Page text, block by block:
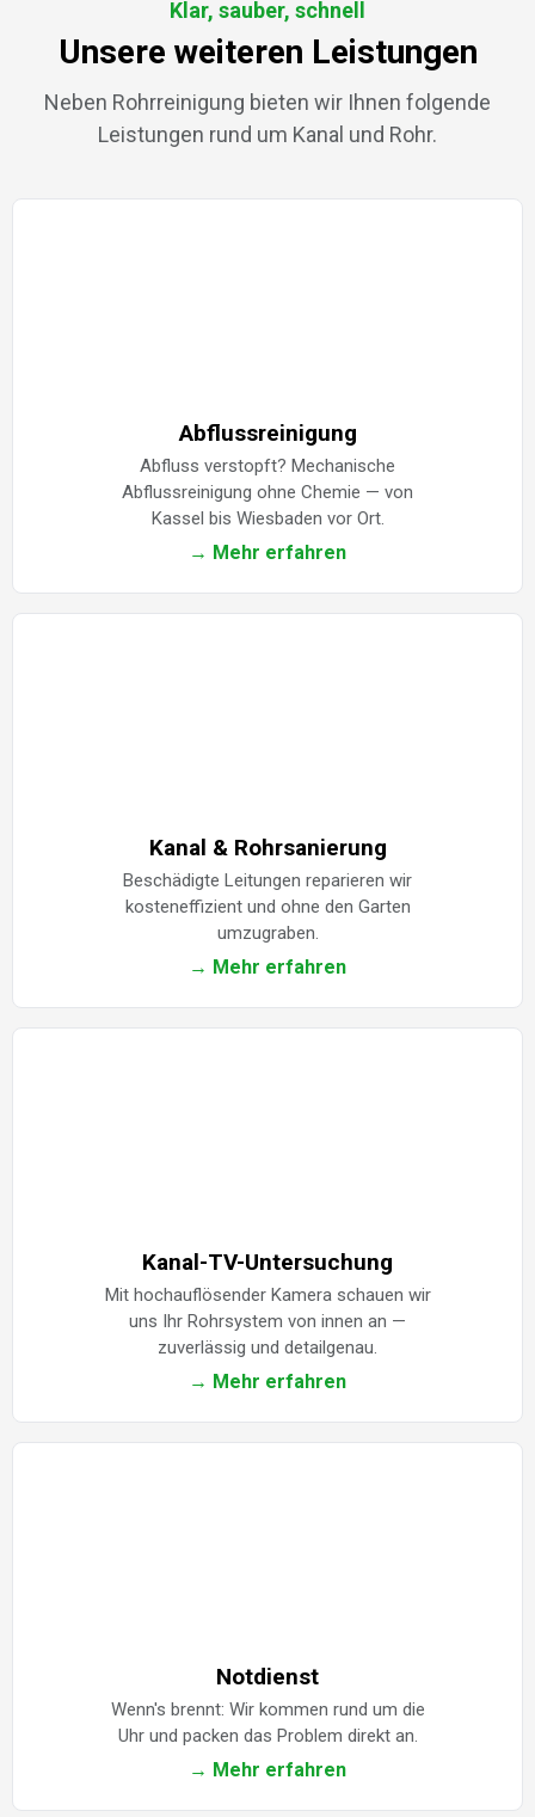
Klar, sauber, schnell
Unsere weiteren Leistungen
Neben Rohrreinigung bieten wir Ihnen folgende
Leistungen rund um Kanal und Rohr.
Abflussreinigung
Abfluss verstopft? Mechanische
Abflussreinigung ohne Chemie — von
Kassel bis Wiesbaden vor Ort.
→ Mehr erfahren
Kanal & Rohrsanierung
Beschädigte Leitungen reparieren wir
kosteneffizient und ohne den Garten
umzugraben.
→ Mehr erfahren
Kanal-TV-Untersuchung
Mit hochauflösender Kamera schauen wir
uns Ihr Rohrsystem von innen an —
zuverlässig und detailgenau.
→ Mehr erfahren
Notdienst
Wenn's brennt: Wir kommen rund um die
Uhr und packen das Problem direkt an.
→ Mehr erfahren